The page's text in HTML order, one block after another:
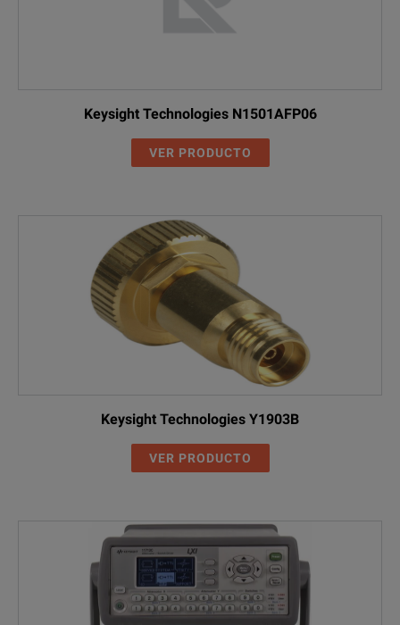
Keysight Technologies N1501AFP06
VER PRODUCTO
Keysight Technologies Y1903B
VER PRODUCTO